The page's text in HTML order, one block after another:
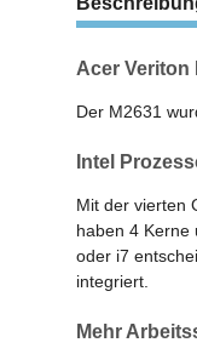
Acer Veriton
Der M2631
Intel
Mit der vierten
haben 4 Kerne
oder i7
integriert.
Mehr